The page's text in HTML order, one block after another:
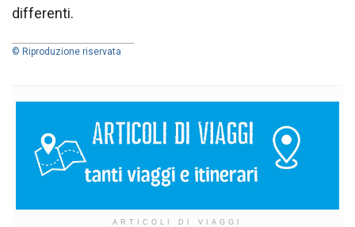
differenti.
© Riproduzione riservata
ARTICOLI DI VIAGGI